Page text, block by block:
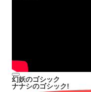
幻妖のゴシック
ナナシのゴシック!